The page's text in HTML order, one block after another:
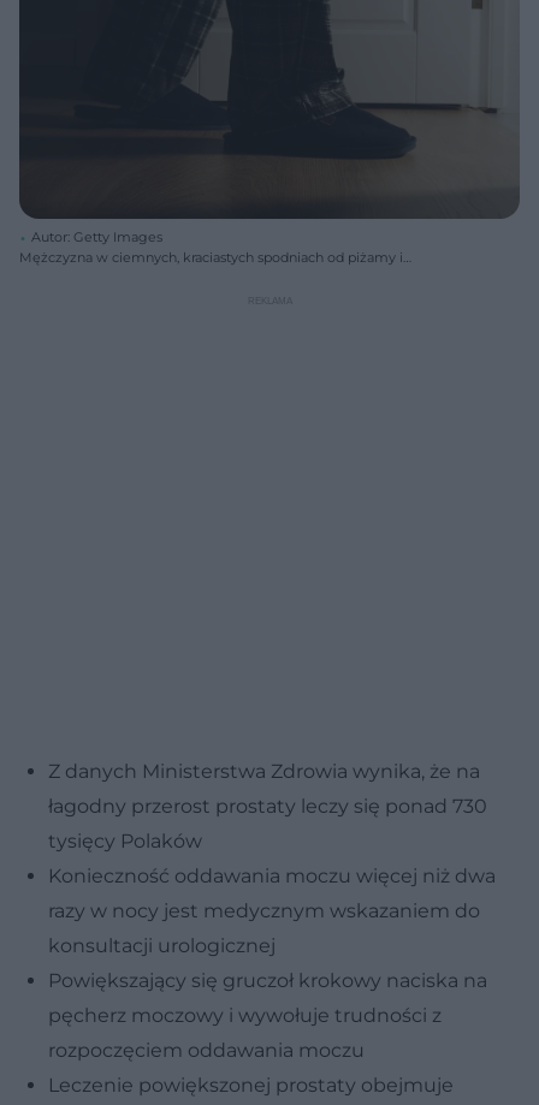
Autor: Getty Images
Mężczyzna w ciemnych, kraciastych spodniach od piżamy i
otwartych drzwi do łazienki, symbolizujący problem nocnych wizyt w
Z danych Ministerstwa Zdrowia wynika, że na
łagodny przerost prostaty leczy się ponad 730
tysięcy Polaków
Konieczność oddawania moczu więcej niż dwa
razy w nocy jest medycznym wskazaniem do
konsultacji urologicznej
Powiększający się gruczoł krokowy naciska na
pęcherz moczowy i wywołuje trudności z
rozpoczęciem oddawania moczu
Leczenie powiększonej prostaty obejmuje